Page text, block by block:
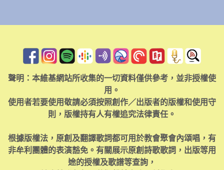
聲明：本維基網站所收集的一切資料僅供參考，並非授權使
用。
使用者若要使用敬請必須按照創作／出版者的版權和使用守
則，版權持有人有權追究法律責任。
根據版權法，原創及翻譯歌詞都可用於教會聚會內頌唱，有
非牟利團體的表演豁免。有關展示原創詩歌歌詞，出版等用
途的授權及歌譜等查詢，